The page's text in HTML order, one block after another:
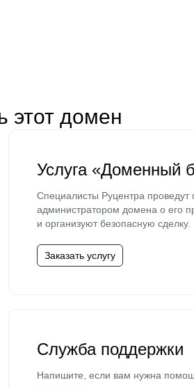
этот домен
Услуга «Доменный
Специалисты Руцентра проведут
администратором домена о его
и организуют безопасную сделку.
Заказать услугу
Служба поддержки
Напишите, если вам нужна